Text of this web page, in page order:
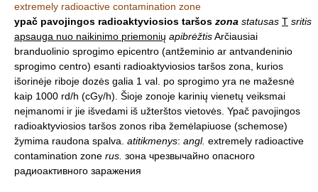
extremely radioactive contamination zone
ypač pavojingos radioaktyviosios taršos zona statusas T sritis
apsauga nuo naikinimo priemonių apibrėžtisArčiausiai
branduolinio sprogimo epicentro (antžeminio ar antvandeninio
sprogimo centro) esanti radioaktyviosios taršos zona, kurios
išorinėje riboje dozės galia 1 val. po sprogimo yra ne mažesnė
kaip 1000 rd/h (cGy/h). Šioje zonoje karinių vienetų veiksmai
neįmanomi ir jie išvedami iš užterštos vietovės. Ypač pavojingos
radioaktyviosios taršos zonos riba žemėlapiuose (schemose)
žymima raudona spalva. atitikmenys: angl. extremely radioactive
contamination zone rus. зона чрезвычайно опасного
радиоактивного заражения